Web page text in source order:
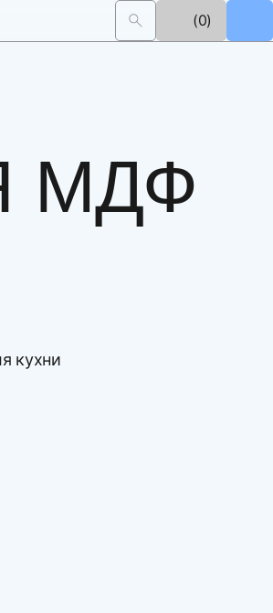
(0)
МДФ